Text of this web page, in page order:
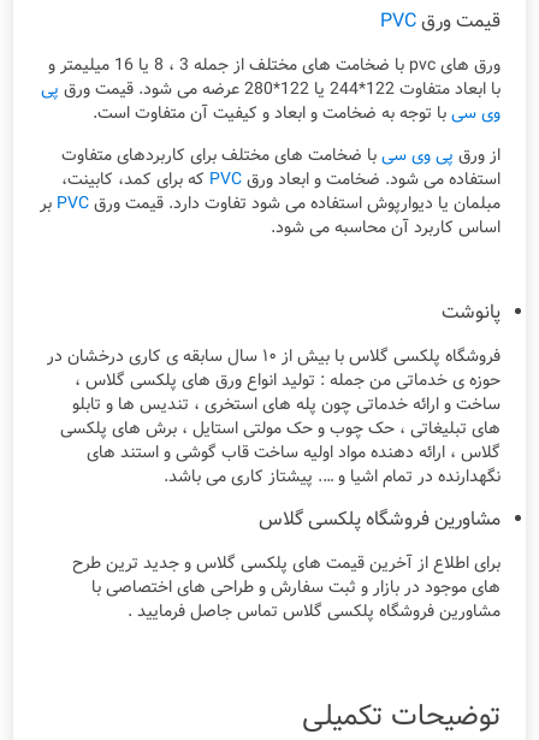
قیمت ورقPVC
ورق های pvc با ضخامت های مختلف از جمله 3 ، 8 یا 16 میلیمتر و
با ابعاد متفاوت 122*244 یا 122*280 عرضه می شود. قیمت ورق
پی
وی سیبا توجه به ضخامت و ابعاد و کیفیت آن متفاوت است.
از ورق پی وی سیبا ضخامت های مختلف برای کاربردهای متفاوت
استفاده می شود. ضخامت و ابعاد ورقPVC که برای کمد، کابینت،
مبلمان یا دیوارپوش استفاده می شود تفاوت دارد. قیمت ورقPVC بر
اساس کاربرد آن محاسبه می شود.
پانوشت
فروشگاه پلکسی گلاس با بیش از ۱۰ سال سابقه ی کاری درخشان در
حوزه ی خدماتی من جمله : تولید انواع ورق های پلکسی گلاس ،
ساخت و ارائه خدماتی چون پله های استخری ، تندیس ها و تابلو
های تبلیغاتی ، حک چوب و حک مولتی استایل ، برش های پلکسی
گلاس ، ارائه دهنده مواد اولیه ساخت قاب گوشی و استند های
نگهدارنده در تمام اشیا و …. پیشتاز کاری می باشد.
مشاورین فروشگاه پلکسی گلاس
برای اطلاع از آخرین قیمت های پلکسی گلاس و جدید ترین طرح
های موجود در بازار و ثبت سفارش و طراحی های اختصاصی با
مشاورین فروشگاه پلکسی گلاس تماس جاصل فرمایید .
توضیحات تکمیلی